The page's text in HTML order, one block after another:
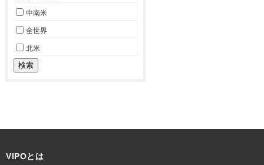
中南米
全世界
北米
VIPOとは